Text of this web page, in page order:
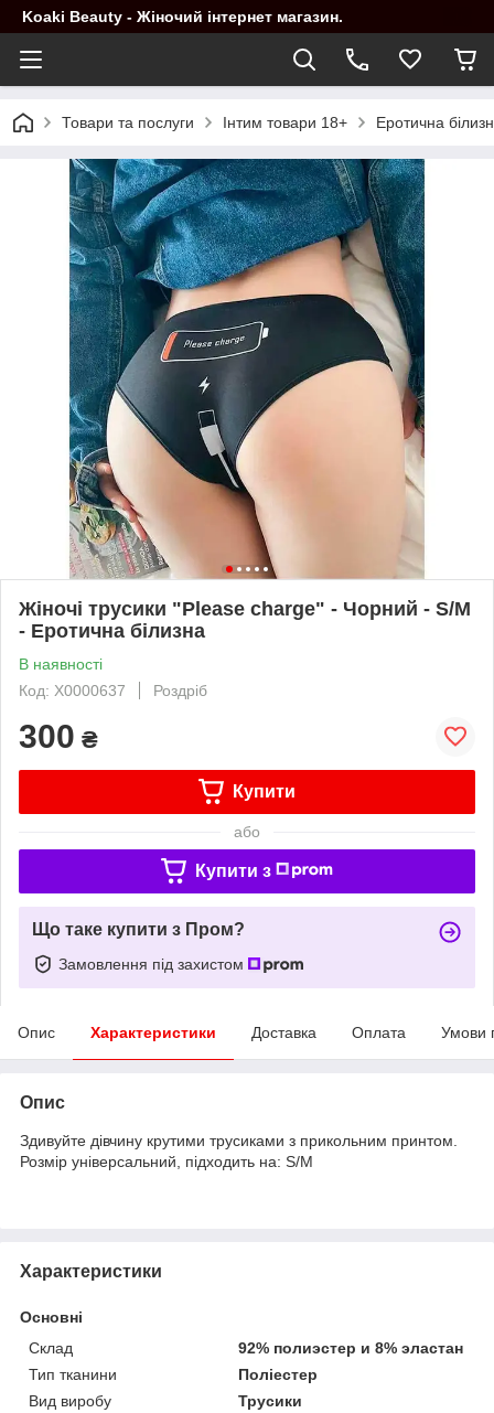
Koaki Beauty - Жіночий інтернет магазин.
Товари та послуги Інтим товари 18+ Еротична
Жіночі трусики "Please charge" - Чорний - S/M
- Еротична білизна
В наявності
Код: X0000637
Роздріб
300 ₴
Купити
або
Купити з
Що таке купити з Пром?
Замовлення під захистом
Опис Характеристики Доставка Оплата Умови
Опис
Здивуйте дівчину крутими трусиками з прикольним принтом.
Розмір універсальний, підходить на: S/M
Характеристики
Основні
Склад
92% полиэстер и 8% эластан
Тип тканини
Поліестер
Вид виробу
Трусики